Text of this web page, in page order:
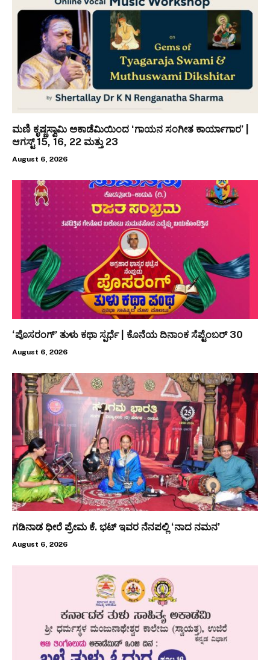
ಮಣಿ ಕೃಷ್ಣಸ್ವಾಮಿ ಅಕಾಡೆಮಿಯಿಂದ ‘ಗಾಯನ ಸಂಗೀತ ಕಾರ್ಯಾಗಾರ’ |
ಆಗಸ್ಟ್ 15, 16, 22 ಮತ್ತು 23
August 6, 2026
‘ಪೊಸರಂಗ್’ ತುಳು ಕಥಾ ಸ್ಪರ್ಧೆ | ಕೊನೆಯ ದಿನಾಂಕ ಸೆಪ್ಟೆಂಬರ್ 30
August 6, 2026
ಗಡಿನಾಡ ಧೀರೆ ಪ್ರೇಮ ಕೆ. ಭಟ್ ಇವರ ನೆನಪಲ್ಲಿ ‘ನಾದ ನಮನ’
August 6, 2026